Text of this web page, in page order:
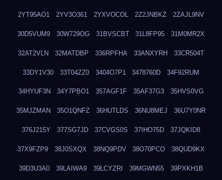
2YT95AO1 2YV3O361 2YXVOCOL 2Z2JNBKZ 2ZAJL9NV
30D5VUM9 30W729OG 31BVSCBT 31L8FP95 31M0MR2X
32AT2VLN 32MATDBP 336RPFHA 33ANXYRH 33CR504T
33DY1V30 33T04ZZ0 3404O7P1 3478760D 34F92RUM
34HYUF3N 34Y7PBO1 357AGF1F 35AF37G3 35HVS0VG
35MJZMAN 35O1QNFZ 36HUTLDS 36NU8MEJ 36U7Y0NR
376J215Y 377SG7JD 37CVGS0S 37IHO75D 37JQKID8
37X9FZP9 38J0SXQX 38NQ9PDV 38O70PCO 38QUD9KX
39D3U3A0 39LAIWA9 39LCYZRI 39MGWN55 39PXKH1B